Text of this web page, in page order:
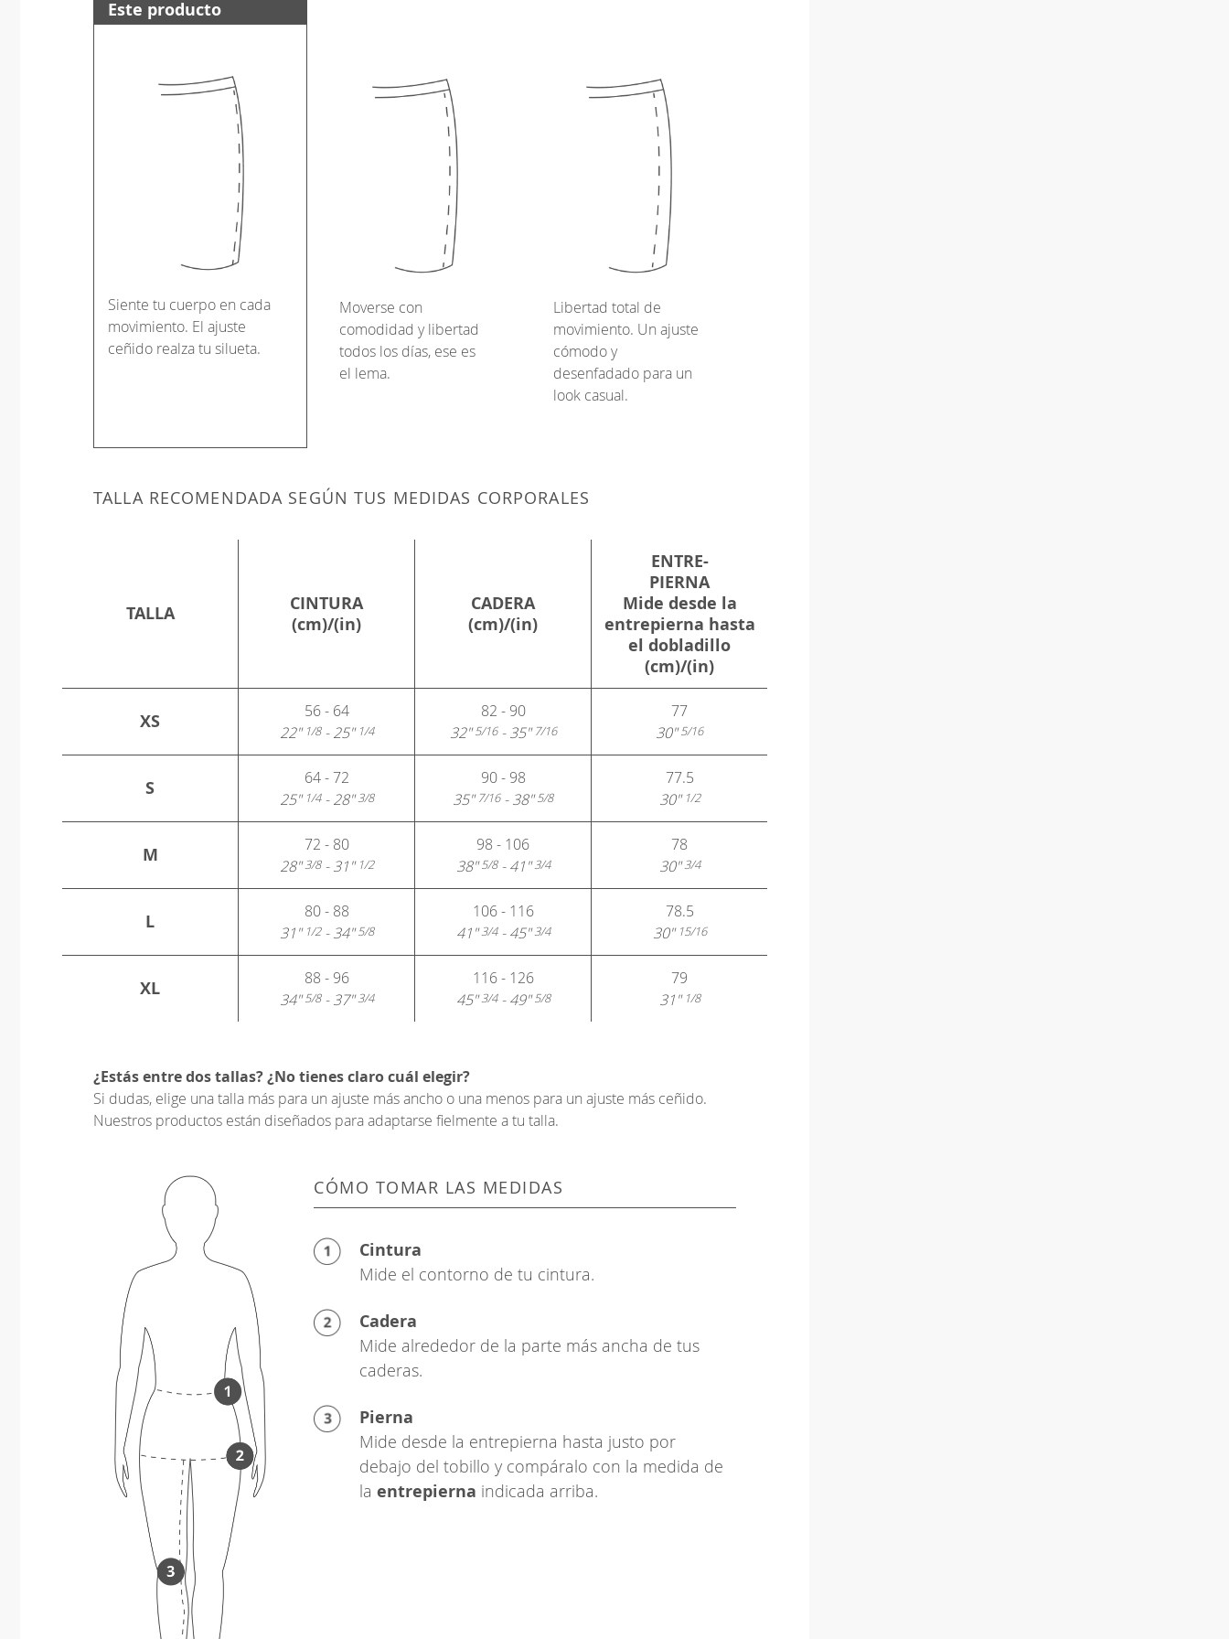
Este producto
Siente tu cuerpo en cada
movimiento. El ajuste
ceñido realza tu silueta.
Moverse con
comodidad y libertad
todos los días, ese es
el lema.
Libertad total de
movimiento. Un ajuste
cómodo y
desenfadado para un
look casual.
TALLA RECOMENDADA SEGÚN TUS MEDIDAS CORPORALES
TALLA
CINTURA
(cm)/(in)
CADERA
(cm)/(in)
ENTRE-
PIERNA
Mide desde la
entrepierna hasta
el dobladillo
(cm)/(in)
XS
56 - 64
22"1/8- 25"1/4
82 - 90
32"5/16- 35"7/16
77
30"5/16
S
64 - 72
25"1/4- 28"3/8
90 - 98
35"7/16- 38"5/8
77.5
30"1/2
M
72 - 80
28"3/8- 31"1/2
98 - 106
38"5/8- 41"3/4
78
30"3/4
L
80 - 88
31"1/2- 34"5/8
106 - 116
41"3/4- 45"3/4
78.5
30"15/16
XL
88 - 96
34"5/8- 37"3/4
116 - 126
45"3/4- 49"5/8
79
31"1/8
¿Estás entre dos tallas? ¿No tienes claro cuál elegir?
Si dudas, elige una talla más para un ajuste más ancho o una menos para un ajuste más ceñido.
Nuestros productos están diseñados para adaptarse fielmente a tu talla.
CÓMO TOMAR LAS MEDIDAS
Cintura
Mide el contorno de tu cintura.
Cadera
Mide alrededor de la parte más ancha de tus
caderas.
Pierna
Mide desde la entrepierna hasta justo por
debajo del tobillo y compáralo con la medida de
la entrepierna indicada arriba.